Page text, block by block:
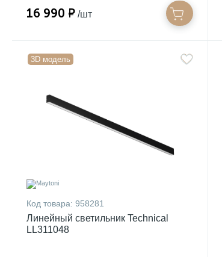
16 990 ₽ /шт
3D модель
Код товара: 958281
Линейный светильник Technical
LL311048